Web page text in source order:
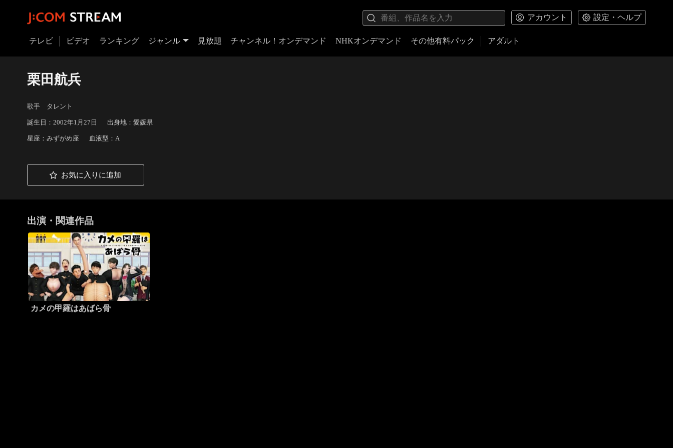
アカウント 設定・ヘルプ
テレビ ビデオ ランキング ジャンル 見放題 チャンネル！オンデマンド NHKオンデマンド その他有料パック アダルト
栗田航兵
歌手 タレント
誕生日：2002年1月27日 出身地：愛媛県
星座：みずがめ座 血液型：A
お気に入りに追加
出演・関連作品
カメの甲羅はあばら骨